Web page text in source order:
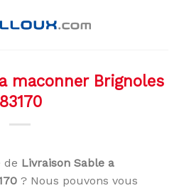
maconner Brignoles
83170
de Livraison Sable a
? Nous pouvons vous